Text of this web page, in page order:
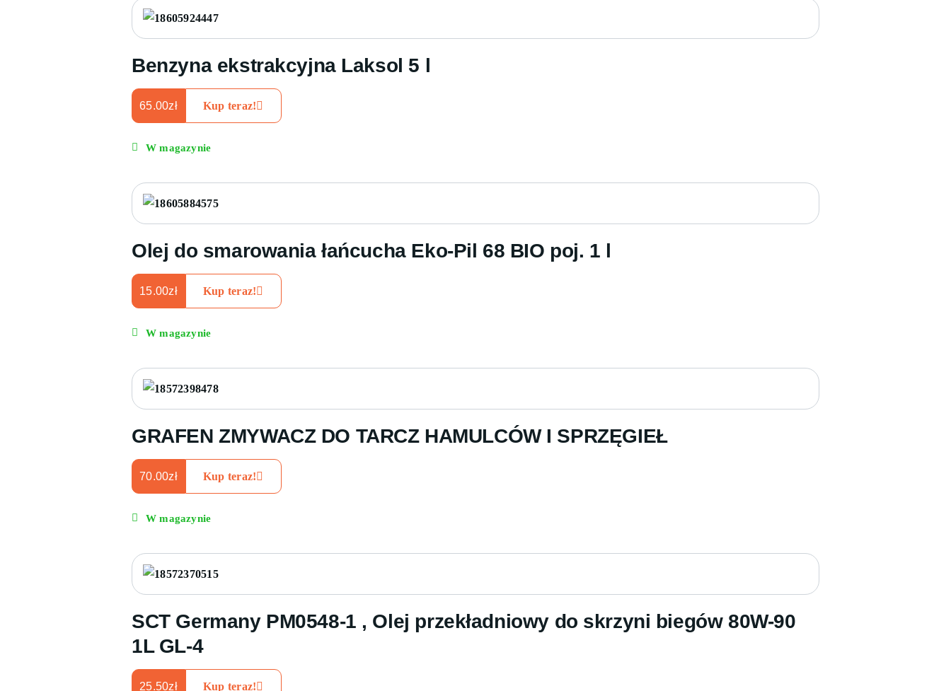
Benzyna ekstrakcyjna Laksol 5 l
65.00zł Kup teraz!
W magazynie
Olej do smarowania łańcucha Eko-Pil 68 BIO poj. 1 l
15.00zł Kup teraz!
W magazynie
GRAFEN ZMYWACZ DO TARCZ HAMULCÓW I SPRZĘGIEŁ
70.00zł Kup teraz!
W magazynie
SCT Germany PM0548-1 , Olej przekładniowy do skrzyni biegów 80W-90
1L GL-4
25.50zł Kup teraz!